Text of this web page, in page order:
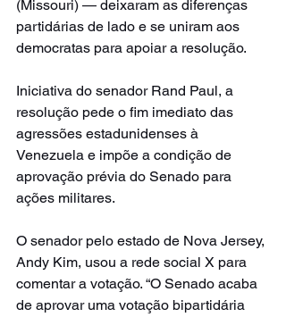
(Missouri) — deixaram as diferenças
partidárias de lado e se uniram aos
democratas para apoiar a resolução.
Iniciativa do senador Rand Paul, a
resolução pede o fim imediato das
agressões estadunidenses à
Venezuela e impõe a condição de
aprovação prévia do Senado para
ações militares.
O senador pelo estado de Nova Jersey,
Andy Kim, usou a rede social X para
comentar a votação. “O Senado acaba
de aprovar uma votação bipartidária